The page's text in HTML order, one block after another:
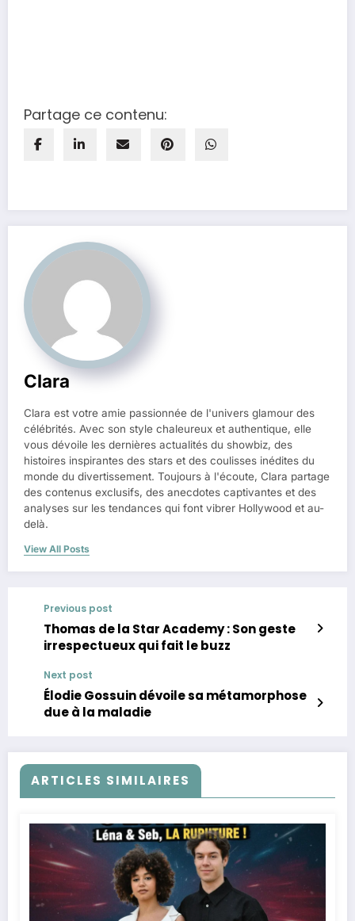
Partage ce contenu:
Clara
Clara est votre amie passionnée de l'univers glamour des
célébrités. Avec son style chaleureux et authentique, elle
vous dévoile les dernières actualités du showbiz, des
histoires inspirantes des stars et des coulisses inédites du
monde du divertissement. Toujours à l'écoute, Clara partage
des contenus exclusifs, des anecdotes captivantes et des
analyses sur les tendances qui font vibrer Hollywood et au-
delà.
View All Posts
Previous post
Thomas de la Star Academy : Son geste
irrespectueux qui fait le buzz
Next post
Élodie Gossuin dévoile sa métamorphose
due à la maladie
ARTICLES SIMILAIRES